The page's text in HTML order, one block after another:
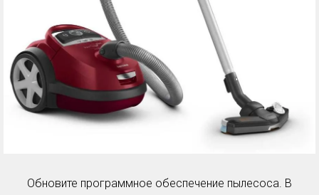
Обновите программное обеспечение пылесоса. В